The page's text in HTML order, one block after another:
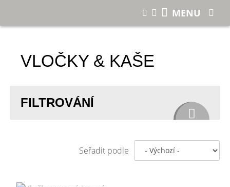
VLOČKY & KAŠE
FILTROVÁNÍ
Seřadit podle
MENU